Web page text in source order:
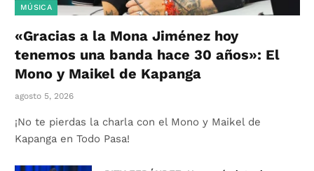
MÚSICA
«Gracias a la Mona Jiménez hoy
tenemos una banda hace 30 años»: El
Mono y Maikel de Kapanga
agosto 5, 2026
¡No te pierdas la charla con el Mono y Maikel de
Kapanga en Todo Pasa!